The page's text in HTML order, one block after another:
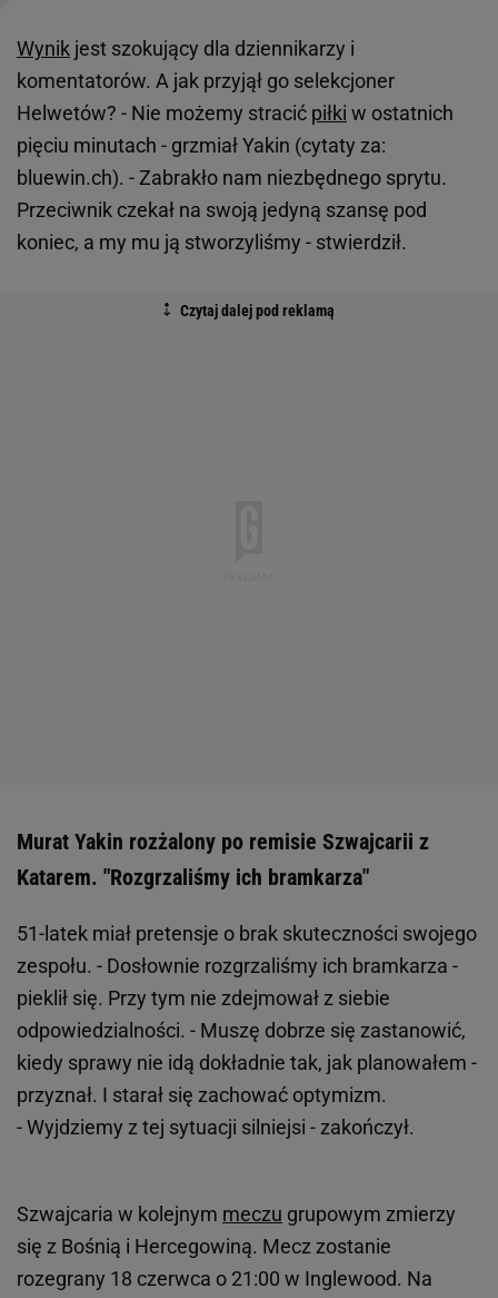
Wynik jest szokujący dla dziennikarzy i
komentatorów. A jak przyjął go selekcjoner
Helwetów? - Nie możemy stracić piłki w ostatnich
pięciu minutach - grzmiał Yakin (cytaty za:
bluewin.ch). - Zabrakło nam niezbędnego sprytu.
Przeciwnik czekał na swoją jedyną szansę pod
koniec, a my mu ją stworzyliśmy - stwierdził.
Murat Yakin rozżalony po remisie Szwajcarii z
Katarem. "Rozgrzaliśmy ich bramkarza"
51-latek miał pretensje o brak skuteczności swojego
zespołu. - Dosłownie rozgrzaliśmy ich bramkarza -
pieklił się. Przy tym nie zdejmował z siebie
odpowiedzialności. - Muszę dobrze się zastanowić,
kiedy sprawy nie idą dokładnie tak, jak planowałem -
przyznał. I starał się zachować optymizm.
- Wyjdziemy z tej sytuacji silniejsi - zakończył.
Szwajcaria w kolejnym meczu grupowym zmierzy
się z Bośnią i Hercegowiną. Mecz zostanie
rozegrany 18 czerwca o 21:00 w Inglewood. Na